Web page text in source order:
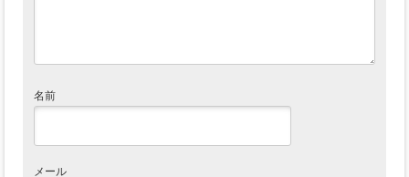
名前
メール